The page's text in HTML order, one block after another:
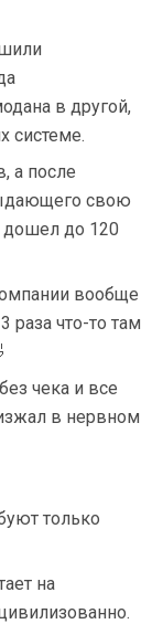
в другой,
системе.
а после
свою
до 120
вообще
раза что-то там
чека и все
в нервном
только
на